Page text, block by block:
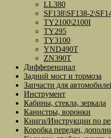
LL380
SF138\SF138-
TY2100\2100I
TY295
TY3100
YND490T
ZN390T
Дифференциал
Задний мост и тормоза
Запчасти для
Инструмент
Кабины, стекла, зеркала
Канистры, воронки
Книги/Инструкции по
Коробка передач,